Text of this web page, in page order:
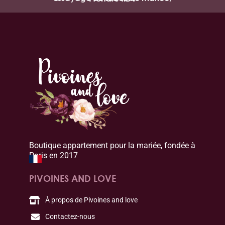
Boutique appartement pour la mariée, fondée à
Paris en 2017
PIVOINES AND LOVE
À propos de Pivoines and love
Contactez-nous